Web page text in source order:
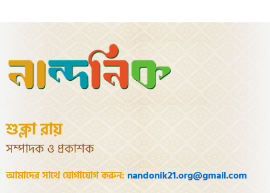
শুক্লা রায়
সম্পাদক ও প্রকাশক
আমাদের সাথে যোগাযোগ করুন: nandonik21.org@gmail.com